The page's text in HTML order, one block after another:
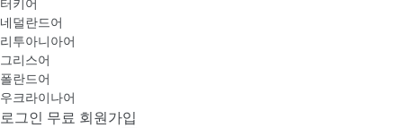
네덜란드어
리투아니아어
그리스어
폴란드어
우크라이나어
로그인 무료 회원가입